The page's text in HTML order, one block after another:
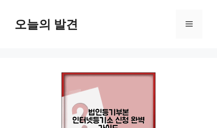
오늘의 발견 메